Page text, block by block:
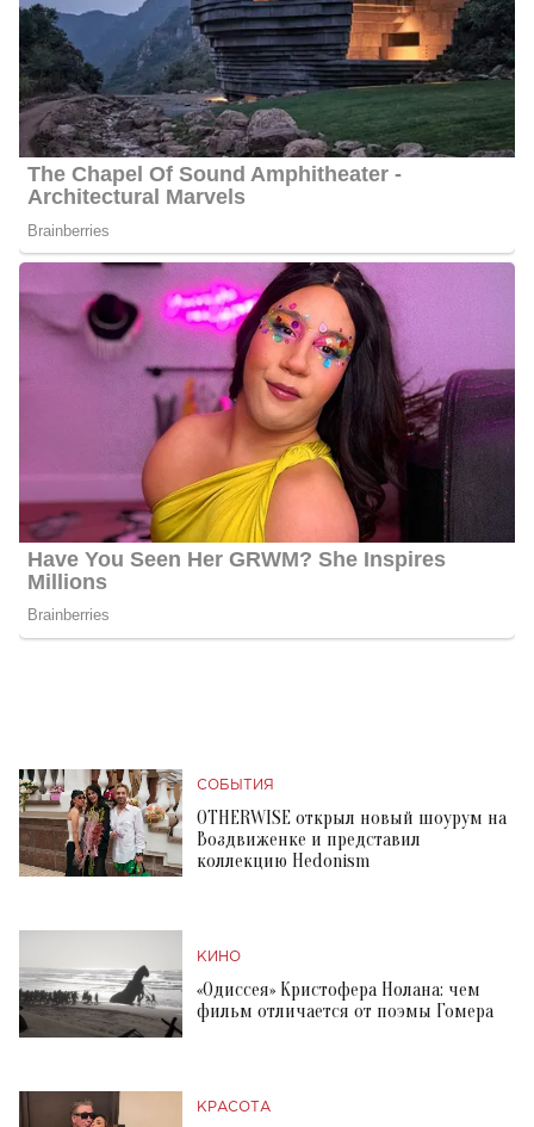
СОБЫТИЯ
OTHERWISE открыл новый шоурум на
Воздвиженке и представил
коллекцию Hedonism
КИНО
«Одиссея» Кристофера Нолана: чем
фильм отличается от поэмы Гомера
КРАСОТА